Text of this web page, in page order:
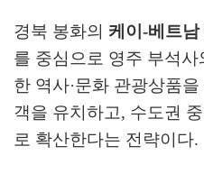
경북 봉화의 케이 -베트남
를 중심으로 영주 부석사
한 역사·문화 관광상품
객을 유치하고, 수도권
로 확산한다는 전략이다.